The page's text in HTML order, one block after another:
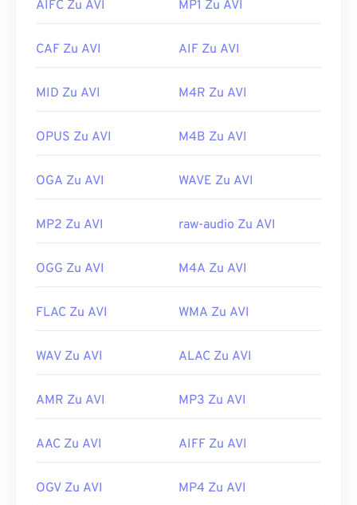
lässt, verwenden Sie
den VLC Media Player
Nützliche Links:
AIFC Zu AVI MP1 Zu AVI
CAF Zu AVI AIF Zu AVI
MID Zu AVI M4R Zu AVI
OPUS Zu AVI M4B Zu AVI
OGA Zu AVI WAVE Zu AVI
MP2 Zu AVI raw-audio Zu AVI
OGG Zu AVI M4A Zu AVI
FLAC Zu AVI WMA Zu AVI
WAV Zu AVI ALAC Zu AVI
AMR Zu AVI MP3 Zu AVI
AAC Zu AVI AIFF Zu AVI
OGV Zu AVI MP4 Zu AVI